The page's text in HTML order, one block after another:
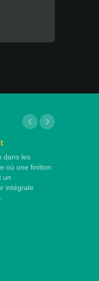
dans les
où une finition
un
intégrale